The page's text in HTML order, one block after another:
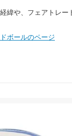
緯や、フェアトレ
ボールのページ